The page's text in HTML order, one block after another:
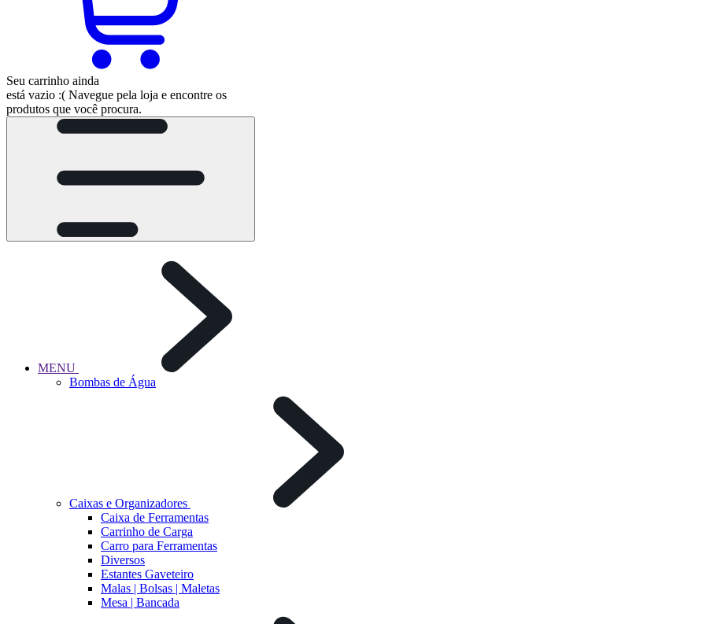
Seu carrinho ainda
está vazio :( Navegue pela loja e encontre os
produtos que você procura.
MENU
Bombas de Água
Caixas e Organizadores
Caixa de Ferramentas
Carrinho de Carga
Carro para Ferramentas
Diversos
Estantes Gaveteiro
Malas | Bolsas | Maletas
Mesa | Bancada